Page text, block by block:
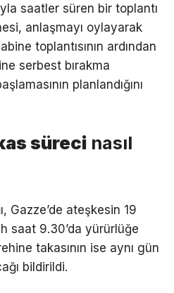
saatler süren bir toplantı
anlaşmayı oylayarak
toplantısının ardından
serbest bırakma
planlandığını
süreci nasıl
Gazze’de ateşkesin 19
saat 9.30’da yürürlüğe
takasının ise aynı gün
bildirildi.